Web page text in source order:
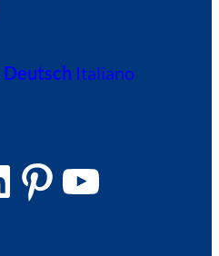
Deutsch Italiano
Pinterest YouTube